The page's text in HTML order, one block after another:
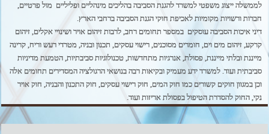
לממשלה ייצוג משפטי למשרד להגנת הסביבה בהליכים מינהליים ופליליים מול פרטיים,
חברות ורשויות מקומיות לאכיפת חוקי הגנת הסביבה ברחבי הארץ.
דיני איכות הסביבה עוסקים במספר תחומים רחב, לרבותזיהום אויר ושינויי אקלים, זיהום
קרקע, זיהום מים וים, חומרים מסוכנים, רישוי עסקים, תכנון ובניה, מטרדי רעש וריח, קרינה
מייננת ובלתי מייננת, פסולת, אנרגיות מתחדשות, טכנולוגיות סביבתיות, הטמעת מדיניות
סביבתית ועוד. למשרד ידע מעמיק ובקיאות רבה בנושאי הרגולציה המסדירים תחומים אלה
וכן במגוון חוקים קשורים כמו חוק המים, חוק רישוי עסקים, חוק התכנון והבניה, חוק אויר
נקי, החוק להסדרת הטיפול בפסולת אריזות ועוד.